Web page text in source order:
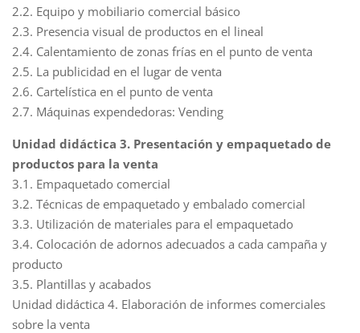
2.2. Equipo y mobiliario comercial básico
2.3. Presencia visual de productos en el lineal
2.4. Calentamiento de zonas frías en el punto de venta
2.5. La publicidad en el lugar de venta
2.6. Cartelística en el punto de venta
2.7. Máquinas expendedoras: Vending
Unidad didáctica 3. Presentación y empaquetado de
productos para la venta
3.1. Empaquetado comercial
3.2. Técnicas de empaquetado y embalado comercial
3.3. Utilización de materiales para el empaquetado
3.4. Colocación de adornos adecuados a cada campaña y
producto
3.5. Plantillas y acabados
Unidad didáctica 4. Elaboración de informes comerciales
sobre la venta